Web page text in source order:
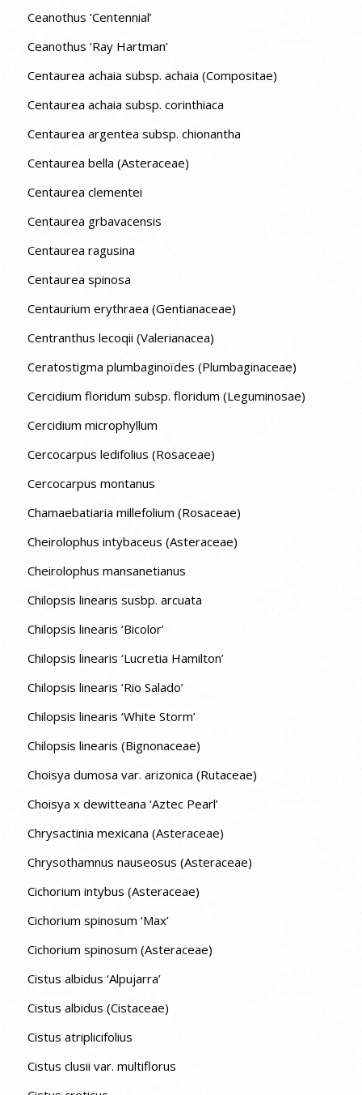
Ceanothus ‘Centennial’
Ceanothus ‘Ray Hartman’
Centaurea achaia subsp. achaia (Compositae)
Centaurea achaia subsp. corinthiaca
Centaurea argentea subsp. chionantha
Centaurea bella (Asteraceae)
Centaurea clementei
Centaurea grbavacensis
Centaurea ragusina
Centaurea spinosa
Centaurium erythraea (Gentianaceae)
Centranthus lecoqii (Valerianacea)
Ceratostigma plumbaginoïdes (Plumbaginaceae)
Cercidium floridum subsp. floridum (Leguminosae)
Cercidium microphyllum
Cercocarpus ledifolius (Rosaceae)
Cercocarpus montanus
Chamaebatiaria millefolium (Rosaceae)
Cheirolophus intybaceus (Asteraceae)
Cheirolophus mansanetianus
Chilopsis linearis susbp. arcuata
Chilopsis linearis ‘Bicolor’
Chilopsis linearis ‘Lucretia Hamilton’
Chilopsis linearis ‘Rio Salado’
Chilopsis linearis ‘White Storm’
Chilopsis linearis (Bignonaceae)
Choisya dumosa var. arizonica (Rutaceae)
Choisya x dewitteana ‘Aztec Pearl’
Chrysactinia mexicana (Asteraceae)
Chrysothamnus nauseosus (Asteraceae)
Cichorium intybus (Asteraceae)
Cichorium spinosum ‘Max’
Cichorium spinosum (Asteraceae)
Cistus albidus ‘Alpujarra’
Cistus albidus (Cistaceae)
Cistus atriplicifolius
Cistus clusii var. multiflorus